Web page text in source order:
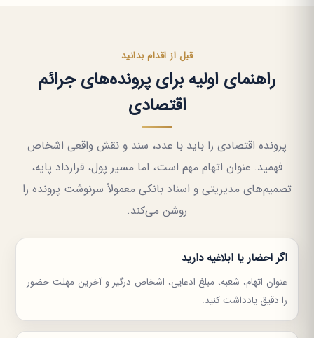
قبل از اقدام بدانید
راهنمای اولیه برای پرونده‌های جرائم
اقتصادی
پرونده اقتصادی را باید با عدد، سند و نقش واقعی اشخاص
فهمید. عنوان اتهام مهم است، اما مسیر پول، قرارداد پایه،
تصمیم‌های مدیریتی و اسناد بانکی معمولاً سرنوشت پرونده را
روشن می‌کند.
اگر احضار یا ابلاغیه دارید
عنوان اتهام، شعبه، مبلغ ادعایی، اشخاص درگیر و آخرین مهلت حضور
را دقیق یادداشت کنید.